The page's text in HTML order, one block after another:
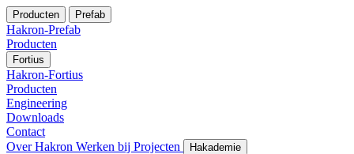
Producten Prefab
Hakron-Prefab
Producten
Fortius
Hakron-Fortius
Producten
Engineering
Downloads
Contact
Over Hakron Werken bij Projecten Hakademie